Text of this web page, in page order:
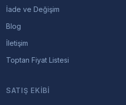
İade ve Değişim
Blog
İletişim
Toptan Fiyat Listesi
SATIŞ EKIBI